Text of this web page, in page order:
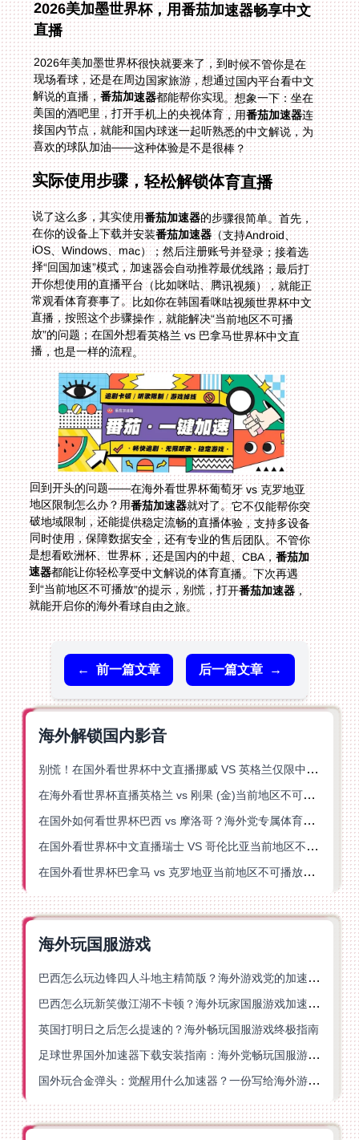
2026美加墨世界杯，用番茄加速器畅享中文
直播
2026年美加墨世界杯很快就要来了，到时候不管你是在
现场看球，还是在周边国家旅游，想通过国内平台看中文
解说的直播，番茄加速器都能帮你实现。想象一下：坐在
美国的酒吧里，打开手机上的央视体育，用番茄加速器连
接国内节点，就能和国内球迷一起听熟悉的中文解说，为
喜欢的球队加油——这种体验是不是很棒？
实际使用步骤，轻松解锁体育直播
说了这么多，其实使用番茄加速器的步骤很简单。首先，
在你的设备上下载并安装番茄加速器（支持Android、
iOS、Windows、mac）；然后注册账号并登录；接着选
择“回国加速”模式，加速器会自动推荐最优线路；最后打
开你想使用的直播平台（比如咪咕、腾讯视频），就能正
常观看体育赛事了。比如你在韩国看咪咕视频世界杯中文
直播，按照这个步骤操作，就能解决“当前地区不可播
放”的问题；在国外想看英格兰 vs 巴拿马世界杯中文直
播，也是一样的流程。
回到开头的问题——在海外看世界杯葡萄牙 vs 克罗地亚
地区限制怎么办？用番茄加速器就对了。它不仅能帮你突
破地域限制，还能提供稳定流畅的直播体验，支持多设备
同时使用，保障数据安全，还有专业的售后团队。不管你
是想看欧洲杯、世界杯，还是国内的中超、CBA，番茄加
速器都能让你轻松享受中文解说的体育直播。下次再遇
到“当前地区不可播放”的提示，别慌，打开番茄加速器，
就能开启你的海外看球自由之旅。
← 前一篇文章 后一篇文章 →
海外解锁国内影音
别慌！在国外看世界杯中文直播挪威 VS 英格兰仅限中国大陆？这篇指南帮你搞定
在海外看世界杯直播英格兰 vs 刚果 (金)当前地区不可播放？这篇指南帮你突破所有限制
在国外如何看世界杯巴西 vs 摩洛哥？海外党专属体育观赛指南来了
在国外看世界杯中文直播瑞士 VS 哥伦比亚当前地区不可播放？这篇指南帮你搞定
在国外看世界杯巴拿马 vs 克罗地亚当前地区不可播放？这篇指南帮你轻松解决海外体育直播难题
海外玩国服游戏
巴西怎么玩边锋四人斗地主精简版？海外游戏党的加速器终极选择
巴西怎么玩新笑傲江湖不卡顿？海外玩家国服游戏加速终极指南（附猫和老鼠一梦江湖实测）
英国打明日之后怎么提速的？海外畅玩国服游戏终极指南
足球世界国外加速器下载安装指南：海外党畅玩国服游戏的终极解决方案
国外玩合金弹头：觉醒用什么加速器？一份写给海外游子的畅玩指南